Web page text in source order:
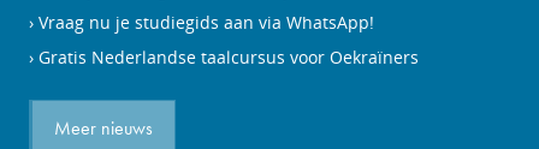
Vraag nu je studiegids aan via WhatsApp!
Gratis Nederlandse taalcursus voor Oekraïners
Meer nieuws